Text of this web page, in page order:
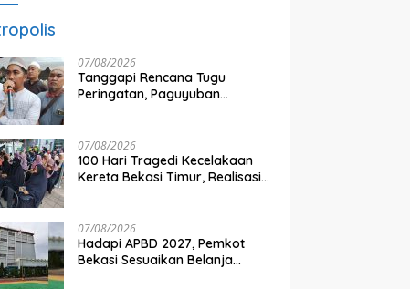
07/08/2026
Tanggapi Rencana Tugu
Peringatan, Paguyuban
Perbaikan Sistem Keselamatan
Lebih Dulu
07/08/2026
100 Hari Tragedi Kecelakaan
Kereta Bekasi Timur, Realisasi
07/08/2026
Hadapi APBD 2027, Pemkot
Bekasi Sesuaikan Belanja